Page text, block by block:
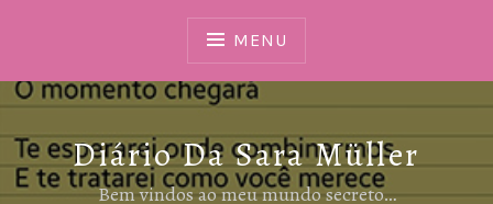
MENU
Diário Da Sara Müller
Bem vindos ao meu mundo secreto…